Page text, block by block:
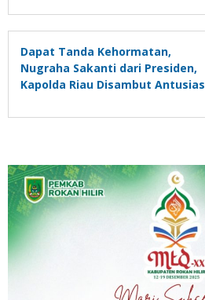
Dapat Tanda Kehormatan,
Nugraha Sakanti dari Presiden,
Kapolda Riau Disambut Antusias
Masyarakat